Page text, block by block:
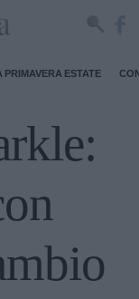
PRIMAVERA ESTATE